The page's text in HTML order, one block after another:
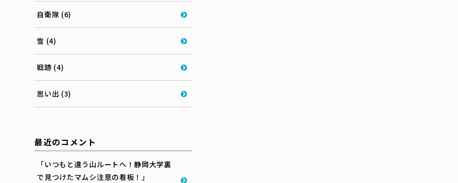
自衛隊 (6)
雪 (4)
戦跡 (4)
思い出 (3)
最近のコメント
「いつもと違う山ルートへ！静岡大学裏
で見つけたマムシ注意の看板！」